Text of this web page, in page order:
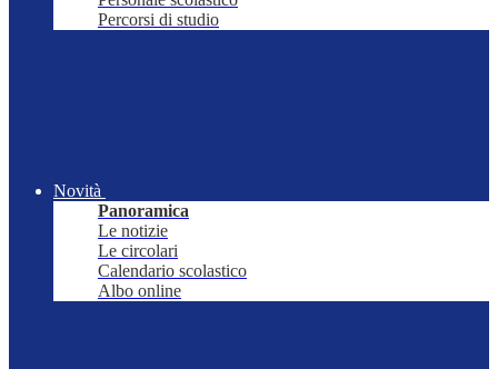
Percorsi di studio
Novità
Panoramica
Le notizie
Le circolari
Calendario scolastico
Albo online